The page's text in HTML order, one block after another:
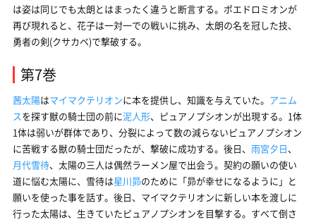
は姿は同じでも太朗とはまったく違うと断言する。ポエドロミオンが
再び現れると、花子は一対一での戦いに挑み、太朗の名を冠した技、
勇者の剣(クサカベ)で撃破する。
第7巻
茜太陽はマイマクテリオンに本を提供し、知識を与えていた。 アニム
スを探す獣の騎士団の前に泥人形、ピュアノプシオンが出現する。1体
1体は弱いが群体であり、分裂によって数の減らないピュアノプシオン
に苦戦する獣の騎士団だったが、撃破に成功する。後日、 雨宮夕日、
月代雪待、太陽の三人は偶然ラーメン屋で出会う。契約の願いの使い
道に悩む太陽に、雪待は星川昴のために「昴が幸せになるように」と
願いを使った事を話す。後日、マイマクテリオンに新しい本を渡しに
行った太陽は、生きていたピュアノプシオンを目撃する。すべて倒さ